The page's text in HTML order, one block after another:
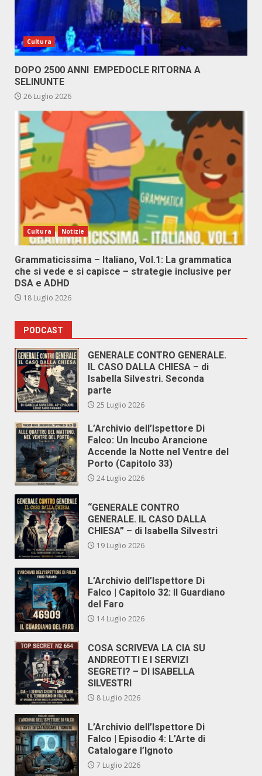
Cultura
DOPO 2500 ANNI EMPEDOCLE RITORNA A
SELINUNTE
26 Luglio 2026
Cultura Notizie
Grammaticissima – Italiano, Vol.1: La grammatica
che si vede e si capisce – strategie inclusive per
DSA e ADHD
18 Luglio 2026
PODCAST
GENERALE CONTRO GENERALE.
IL CASO DALLA CHIESA – di
Isabella Silvestri. Seconda
parte
25 Luglio 2026
L’Archivio dell’Ispettore Di
Falco: Un Incubo Arancione
Accende la Notte nel Ventre del
Porto (Capitolo 33)
24 Luglio 2026
“GENERALE CONTRO
GENERALE. IL CASO DALLA
CHIESA” – di Isabella Silvestri
19 Luglio 2026
L’Archivio dell’Ispettore Di
Falco | Capitolo 32: Il Guardiano
del Faro
14 Luglio 2026
COSA SCRIVEVA LA CIA SU
ANDREOTTI E I SERVIZI
SEGRETI? – DI ISABELLA
SILVESTRI
8 Luglio 2026
L’Archivio dell’Ispettore Di
Falco | Episodio 4: L’Arte di
Catalogare l’Ignoto
7 Luglio 2026